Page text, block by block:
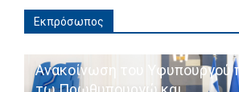
Εκπρόσωπος
Ανακοίνωση του Υφυπουργού